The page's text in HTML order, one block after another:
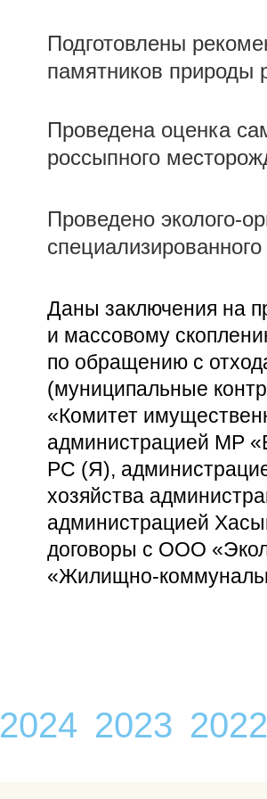
Подготовлены
памятников природы
Проведена оценка
россыпного
Проведено эколого-
Даны заключения на
и массовому
по обращению с
(муниципальные
«Комитет
администрацией МР
РС (Я),
хозяйства
администрацией
договоры с ООО
«Жилищно-
2022
2024 2023